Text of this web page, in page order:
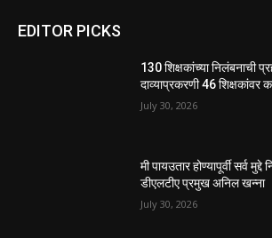
EDITOR PICKS
130 शिक्षकांच्या निलंबनाची
दाव्याप्रकरणी 46 शिक्षकांवर
July 30, 2026
मी पायउतार होण्यापूर्वी सर्व
डीएलटीए प्रमुख अनिल खन्ना
July 30, 2026